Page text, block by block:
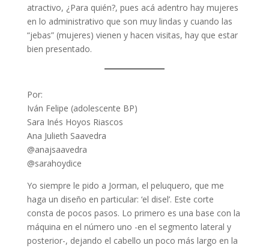
atractivo, ¿Para quién?, pues acá adentro hay mujeres
en lo administrativo que son muy lindas y cuando las
“jebas” (mujeres) vienen y hacen visitas, hay que estar
bien presentado.
Por:
Iván Felipe (adolescente BP)
Sara Inés Hoyos Riascos
Ana Julieth Saavedra
@anajsaavedra
@sarahoydice
Yo siempre le pido a Jorman, el peluquero, que me
haga un diseño en particular: ‘el disel’. Este corte
consta de pocos pasos. Lo primero es una base con la
máquina en el número uno -en el segmento lateral y
posterior-, dejando el cabello un poco más largo en la